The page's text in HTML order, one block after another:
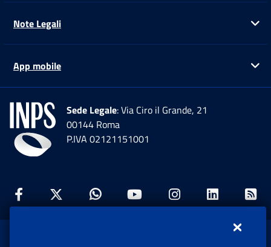
Note Legali
App mobile
Sede Legale: Via Ciro il Grande, 21
00144 Roma
P.IVA 02121151001
Facebook: Apre una nuova finestra
Twitter: Apre una nuova finestra
Whatsapp: Apre una nuova
Youtube: Apre una
Instagram: